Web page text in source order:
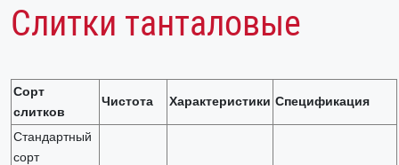
Слитки танталовые
Сорт
слитков
Чистота Характеристики Спецификация
Стандартный
сорт